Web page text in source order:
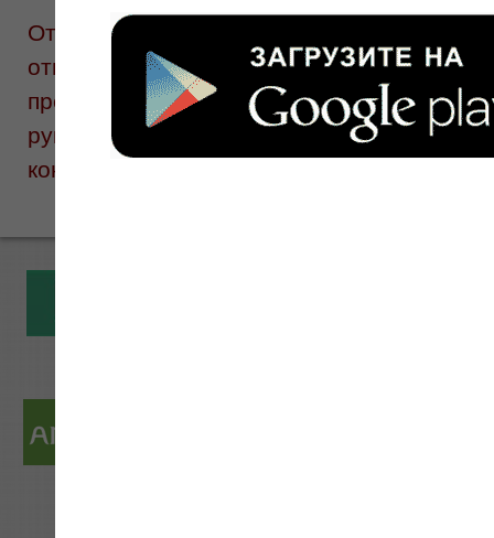
Отзывы размещают посетители сайта.
ответственности за информацию в
предоставлено на нашем сайте для
руководством к самолечению. Перед
консультация врача.